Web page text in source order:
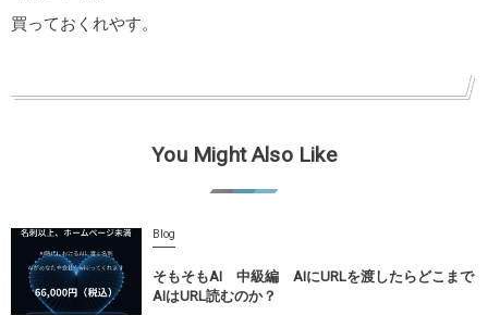
買っておくれやす。
You Might Also Like
Blog
そもそもAI 中級編 AIにURLを渡したらどこまで
AIはURL読むのか？